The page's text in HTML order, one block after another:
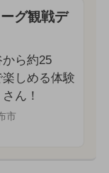
グ観戦デ
ら約25
しめる体験
ん！
市